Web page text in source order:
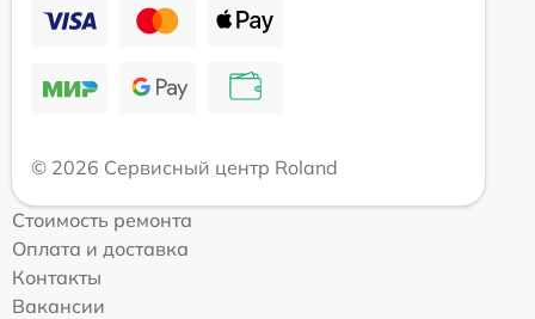
© 2026 Сервисный центр Roland
Стоимость ремонта
Оплата и доставка
Контакты
Вакансии